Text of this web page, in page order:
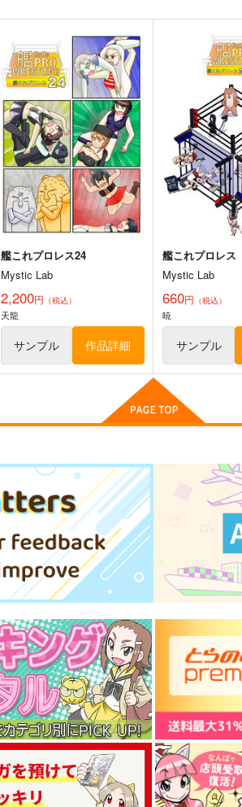
激突！女子高生お色気戦車軍
団16巻
甲冑娘
専売 2,860円 （税込）
ガールズ＆パンツァー
サンプル カート
激突通信販売号
甲冑娘
専売 1,760円（
ガールズ＆パンツ
艦これプロレス24
Mystic Lab
2,200円 （税込）
天龍
サンプル 作品詳細
艦これプロレ
Mystic Lab
660円 （税込）
暁
サンプル